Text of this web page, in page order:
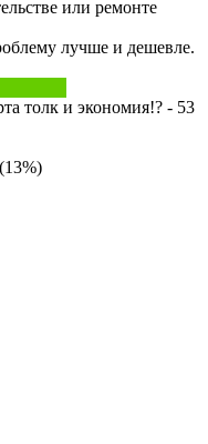
или ремонте
лучше и дешевле.
толк и экономия!? - 53